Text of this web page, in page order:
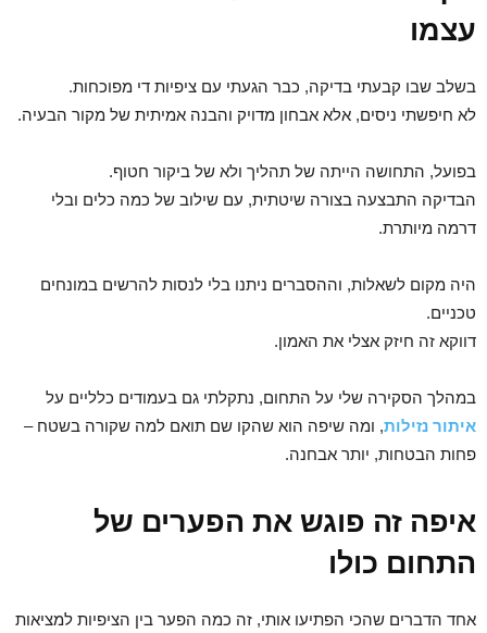
עצמו
בשלב שבו קבעתי בדיקה, כבר הגעתי עם ציפיות די מפוכחות.
לא חיפשתי ניסים, אלא אבחון מדויק והבנה אמיתית של מקור הבעיה.
בפועל, התחושה הייתה של תהליך ולא של ביקור חטוף.
הבדיקה התבצעה בצורה שיטתית, עם שילוב של כמה כלים ובלי
דרמה מיותרת.
היה מקום לשאלות, וההסברים ניתנו בלי לנסות להרשים במונחים
טכניים.
דווקא זה חיזק אצלי את האמון.
במהלך הסקירה שלי על התחום, נתקלתי גם בעמודים כלליים על
איתור נזילות, ומה שיפה הוא שהקו שם תואם למה שקורה בשטח –
פחות הבטחות, יותר אבחנה.
איפה זה פוגש את הפערים של
התחום כולו
אחד הדברים שהכי הפתיעו אותי, זה כמה הפער בין הציפיות למציאות